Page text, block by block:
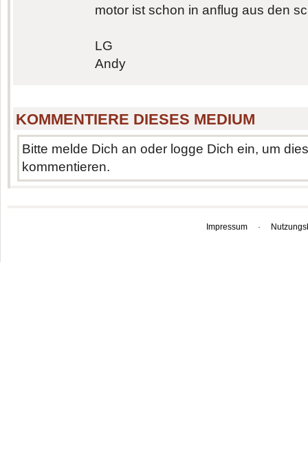
motor ist schon in anflug aus den
LG
Andy
KOMMENTIERE DIESES MEDIUM
Bitte melde Dich an oder logge Dich ein, um
kommentieren.
Impressum ·